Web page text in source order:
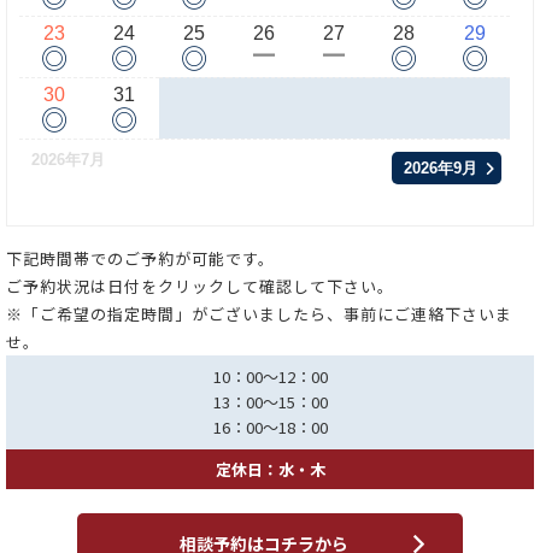
23
◎
24
◎
25
◎
26
ー
27
ー
28
◎
29
◎
30
◎
31
◎
2026年7月 2026年9月
下記時間帯でのご予約が可能です。
ご予約状況は日付をクリックして確認して下さい。
※「ご希望の指定時間」がございましたら、事前にご連絡下さいま
せ。
10：00～12：00
13：00～15：00
16：00～18：00
定休日：水・木
相談予約はコチラから